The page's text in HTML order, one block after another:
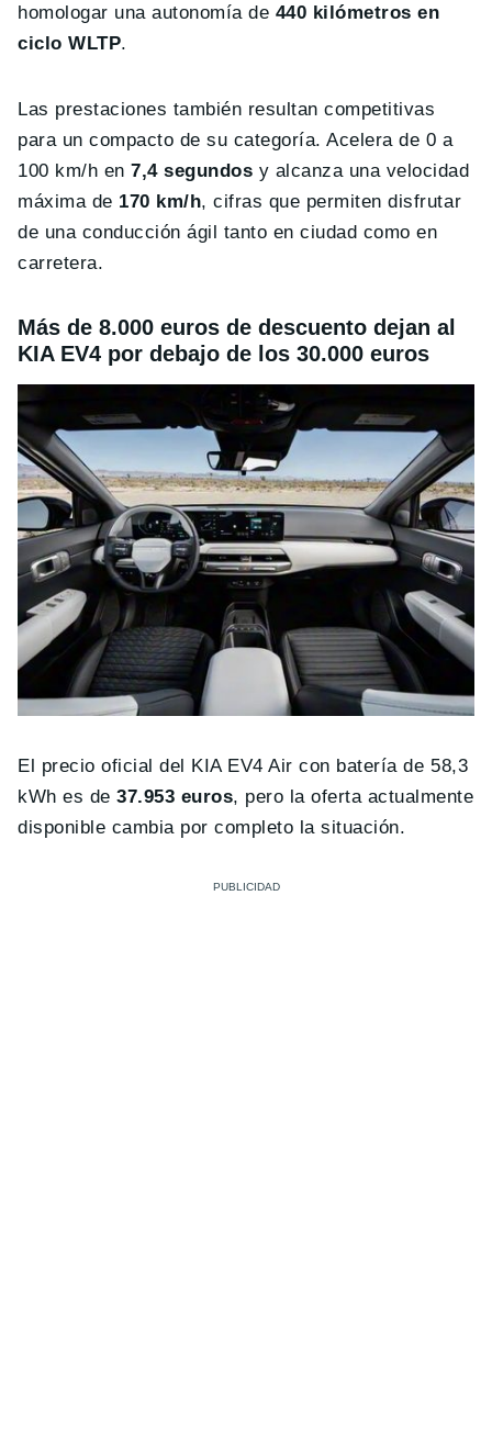
homologar una autonomía de 440 kilómetros en
ciclo WLTP.
Las prestaciones también resultan competitivas
para un compacto de su categoría. Acelera de 0 a
100 km/h en7,4 segundos y alcanza una velocidad
máxima de 170 km/h, cifras que permiten disfrutar
de una conducción ágil tanto en ciudad como en
carretera.
Más de 8.000 euros de descuento dejan al
KIA EV4 por debajo de los 30.000 euros
El precio oficial del KIA EV4 Air con batería de 58,3
kWh es de37.953 euros, pero la oferta actualmente
disponible cambia por completo la situación.